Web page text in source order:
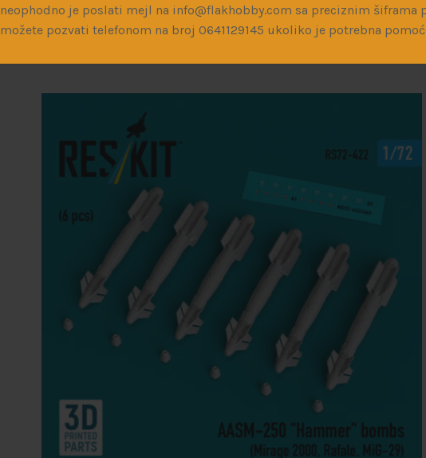
neophodno je poslati mejl na info@flakhobby.com sa preciznim šiframa
možete pozvati telefonom na broj 0641129145 ukoliko je potrebna
Reskit
1.200